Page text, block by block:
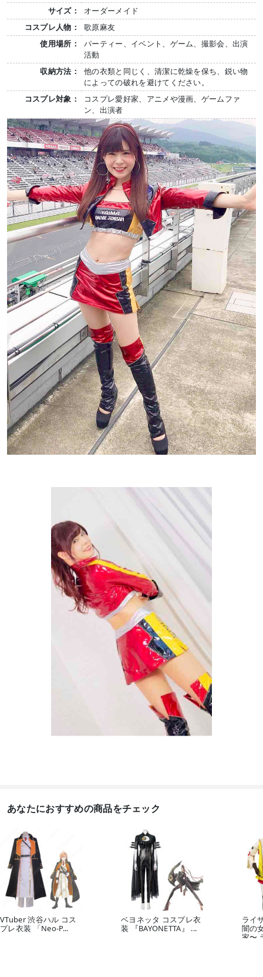
サイズ：
オーダーメイド
コスプレ人物：
歌原麻友
使用場所：
パーティー、イベント、ゲーム、撮影会、出演
活動
収納方法：
他の衣類と同じく、清潔に乾燥を保ち、鋭い物
によっての破れを避けてください。
コスプレ対象：
コスプレ愛好家、アニメや漫画、ゲームファ
ン、出演者
あなたにおすすめの商品をチェック
VTuber 渋谷ハル コス
プレ衣装 「Neo-P...
ベヨネッタ コスプレ衣
装 『BAYONETTA』 ...
ライ
闇の
家〜